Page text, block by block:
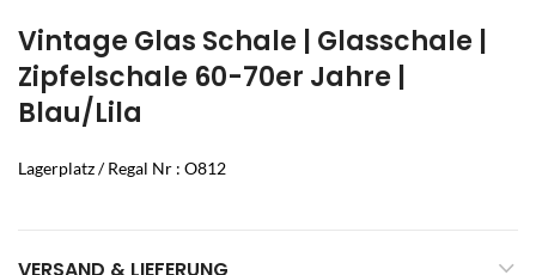
Vintage Glas Schale | Glasschale |
Zipfelschale 60-70er Jahre |
Blau/Lila
Lagerplatz / Regal Nr : O812
VERSAND & LIEFERUNG